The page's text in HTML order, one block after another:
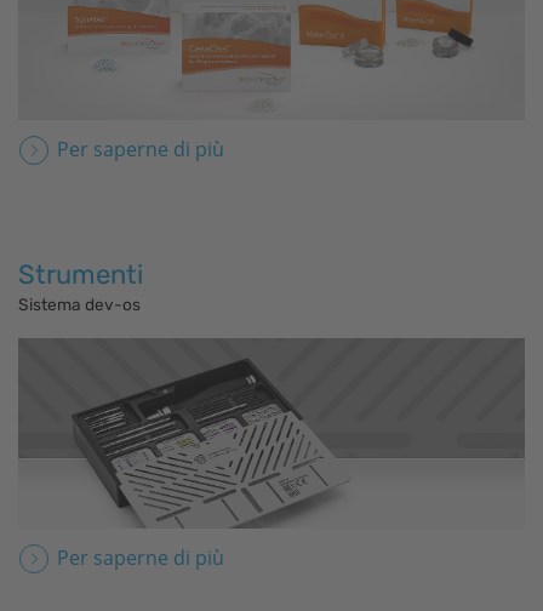
Per saperne di più
Strumenti
Sistema dev-os
Per saperne di più